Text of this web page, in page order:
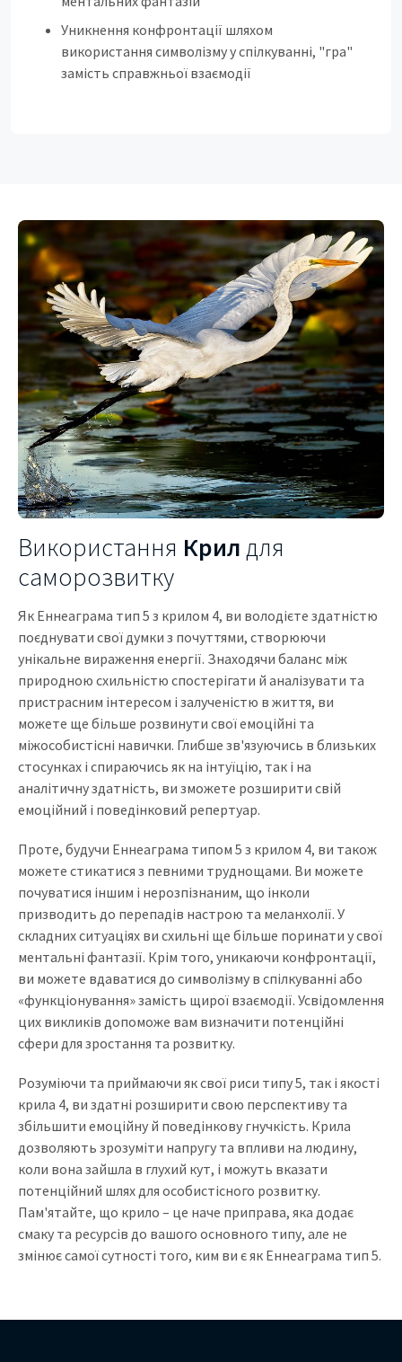
Уникнення конфронтації шляхом
використання символізму у спілкуванні, "гра"
замість справжньої взаємодії
Використання Крилдля
саморозвитку
Як Еннеаграма тип 5 з крилом 4, ви володієте здатністю
поєднувати свої думки з почуттями, створюючи
унікальне вираження енергії. Знаходячи баланс між
природною схильністю спостерігати й аналізувати та
пристрасним інтересом і залученістю в життя, ви
можете ще більше розвинути свої емоційні та
міжособистісні навички. Глибше зв'язуючись в близьких
стосунках і спираючись як на інтуїцію, так і на
аналітичну здатність, ви зможете розширити свій
емоційний і поведінковий репертуар.
Проте, будучи Еннеаграма типом 5 з крилом 4, ви також
можете стикатися з певними труднощами. Ви можете
почуватися іншим і нерозпізнаним, що інколи
призводить до перепадів настрою та меланхолії. У
складних ситуаціях ви схильні ще більше поринати у свої
ментальні фантазії. Крім того, уникаючи конфронтації,
ви можете вдаватися до символізму в спілкуванні або
«функціонування» замість щирої взаємодії. Усвідомлення
цих викликів допоможе вам визначити потенційні
сфери для зростання та розвитку.
Розуміючи та приймаючи як свої риси типу 5, так і якості
крила 4, ви здатні розширити свою перспективу та
збільшити емоційну й поведінкову гнучкість. Крила
дозволяють зрозуміти напругу та впливи на людину,
коли вона зайшла в глухий кут, і можуть вказати
потенційний шлях для особистісного розвитку.
Пам'ятайте, що крило – це наче приправа, яка додає
смаку та ресурсів до вашого основного типу, але не
змінює самої сутності того, ким ви є як Еннеаграма тип 5.